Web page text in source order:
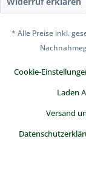
* Alle Preise inkl.
Cookie-
Laden
Versand